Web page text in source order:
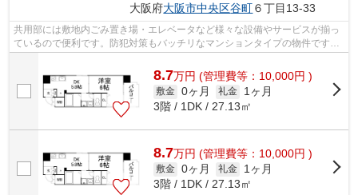
大阪府大阪市中央区谷町６丁目13-33
共用部には敷地内ごみ置き場・エレベータなど様々な設備やサービスが揃っ
ているので便利です。防犯対策もバッチリなマンションタイプの物件です。
デザイナーズマンションは独創的で、...
8.7万円 (管理費等：10,000円 )
敷金 0ヶ月 礼金
1ヶ月
3階 / 1DK / 27.13㎡
8.7万円 (管理費等：10,000円 )
敷金 0ヶ月 礼金
1ヶ月
3階 / 1DK / 27.13㎡